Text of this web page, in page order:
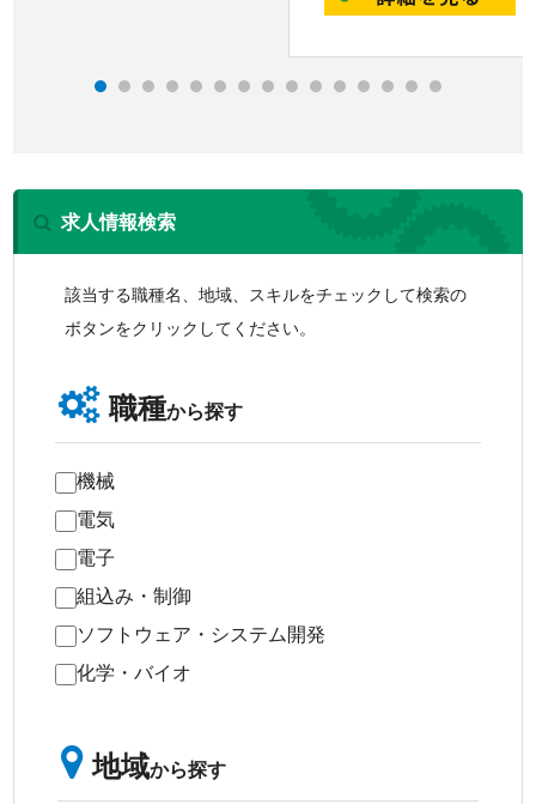
求人情報検索
該当する職種名、地域、スキルをチェックして検索の
ボタンをクリックしてください。
職種から探す
機械
電気
電子
組込み・制御
ソフトウェア・システム開発
化学・バイオ
地域から探す